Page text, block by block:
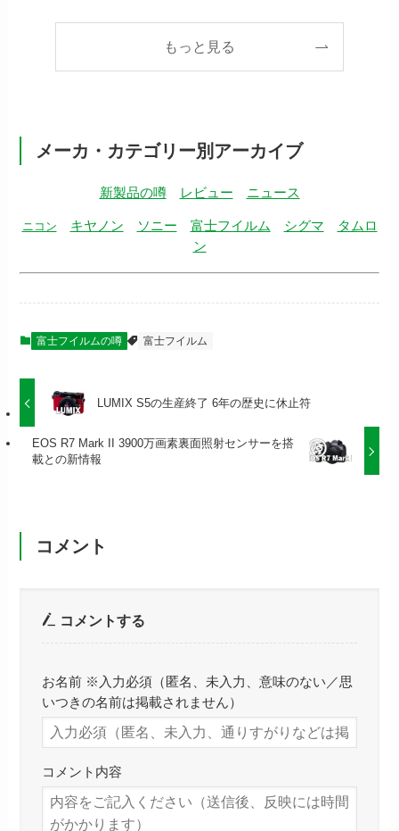
もっと見る
メーカ・カテゴリー別アーカイブ
新製品の噂 レビュー ニュース
ニコン キヤノン ソニー 富士フイルム シグマ
タムロ
ン
富士フイルムの噂 富士フイルム
LUMIX S5の生産終了 6年の歴史に休止符
EOS R7 Mark II 3900万画素裏面照射センサーを搭
載との新情報
コメント
コメントする
お名前 ※入力必須（匿名、未入力、意味のない／思
いつきの名前は掲載されません）
コメント内容